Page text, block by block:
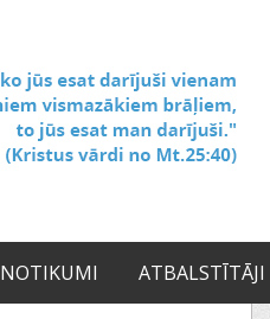
NOTIKUMI ATBALSTĪTĀJI